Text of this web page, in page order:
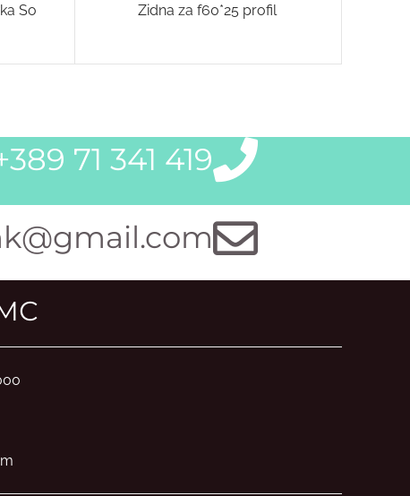
So
Zidna za f60*25 profil
71 341 419